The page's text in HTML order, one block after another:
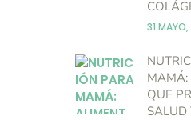
31
MAMÁ:
QUE
SALUD